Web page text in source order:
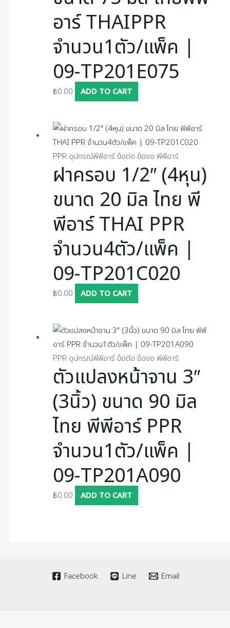
อาร์ THAIPPR
จำนวน1ตัว/แพ็ค |
09-TP201E075
฿0.00 ADD TO CART
PPR อุปกรณ์พีพีอาร์ ข้อต่อ ข้องอ พีพีอาร์
ฝาครอบ 1/2″ (4หุน)
ขนาด 20 มิล ไทย พี
พีอาร์ THAI PPR
จำนวน4ตัว/แพ็ค |
09-TP201C020
฿0.00 ADD TO CART
PPR อุปกรณ์พีพีอาร์ ข้อต่อ ข้องอ พีพีอาร์
ตัวแปลงหน้าจาน 3″
(3นิ้ว) ขนาด 90 มิล
ไทย พีพีอาร์ PPR
จำนวน1ตัว/แพ็ค |
09-TP201A090
฿0.00 ADD TO CART
Facebook Line Email